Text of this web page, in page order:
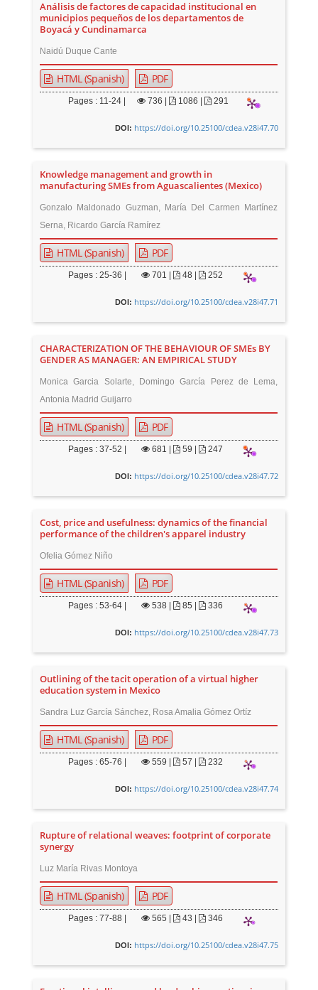
Análisis de factores de capacidad institucional en
municipios pequeños de los departamentos de
Boyacá y Cundinamarca
Naidú Duque Cante
HTML (Spanish) PDF
Pages : 11-24 | 736 1086 | 291
DOI: https://doi.org/10.25100/cdea.v28i47.70
Knowledge management and growth in
manufacturing SMEs from Aguascalientes (Mexico)
Gonzalo Maldonado Guzman, María Del Carmen Martínez
Serna, Ricardo García Ramírez
HTML (Spanish) PDF
Pages : 25-36 | 701 48 | 252
DOI: https://doi.org/10.25100/cdea.v28i47.71
CHARACTERIZATION OF THE BEHAVIOUR OF SMEs BY
GENDER AS MANAGER: AN EMPIRICAL STUDY
Monica Garcia Solarte, Domingo García Perez de Lema,
Antonia Madrid Guijarro
HTML (Spanish) PDF
Pages : 37-52 | 681 59 | 247
DOI: https://doi.org/10.25100/cdea.v28i47.72
Cost, price and usefulness: dynamics of the financial
performance of the children's apparel industry
Ofelia Gómez Niño
HTML (Spanish) PDF
Pages : 53-64 | 538| 85 | 336
DOI: https://doi.org/10.25100/cdea.v28i47.73
Outlining of the tacit operation of a virtual higher
education system in Mexico
Sandra Luz García Sánchez, Rosa Amalia Gómez Ortíz
HTML (Spanish) PDF
Pages : 65-76 | 559 57 | 232
DOI: https://doi.org/10.25100/cdea.v28i47.74
Rupture of relational weaves: footprint of corporate
synergy
Luz María Rivas Montoya
HTML (Spanish) PDF
Pages : 77-88 | 565 43 | 346
DOI: https://doi.org/10.25100/cdea.v28i47.75